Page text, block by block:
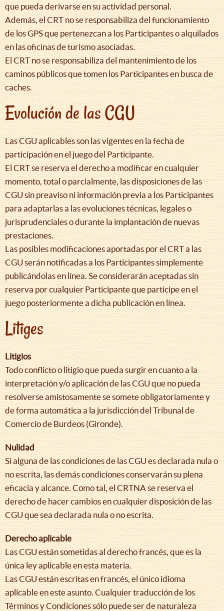
que pueda derivarse en su actividad personal.
Además, el CRT no se responsabiliza del funcionamiento
de los GPS que pertenezcan a los Participantes o alquilados
en las oficinas de turismo asociadas.
El CRT no se responsabiliza del mantenimiento de los
caminos públicos que tomen los Participantes en busca de
caches.
Evolución de las CGU
Las CGU aplicables son las vigentes en la fecha de
participación en el juego del Participante.
El CRT se reserva el derecho a modificar en cualquier
momento, total o parcialmente, las disposiciones de las
CGU sin preaviso ni información previa a los Participantes
para adaptarlas a las evoluciones técnicas, legales o
jurisprudenciales o durante la implantación de nuevas
prestaciones.
Las posibles modificaciones aportadas por el CRT a las
CGU serán notificadas a los Participantes simplemente
publicándolas en línea. Se considerarán aceptadas sin
reserva por cualquier Participante que participe en el
juego posteriormente a dicha publicación en línea.
Litiges
Litigios
Todo conflicto o litigio que pueda surgir en cuanto a la
interpretación y/o aplicación de las CGU que no pueda
resolverse amistosamente se somete obligatoriamente y
de forma automática a la jurisdicción del Tribunal de
Comercio de Burdeos (Gironde).
Nulidad
Si alguna de las condiciones de las CGU es declarada nula o
no escrita, las demás condiciones conservarán su plena
eficacia y alcance. Como tal, el CRTNA se reserva el
derecho de hacer cambios en cualquier disposición de las
CGU que sea declarada nula o no escrita.
Derecho aplicable
Las CGU están sometidas al derecho francés, que es la
única ley aplicable en esta materia.
Las CGU están escritas en francés, el único idioma
aplicable en este asunto. Cualquier traducción de los
Términos y Condiciones sólo puede ser de naturaleza